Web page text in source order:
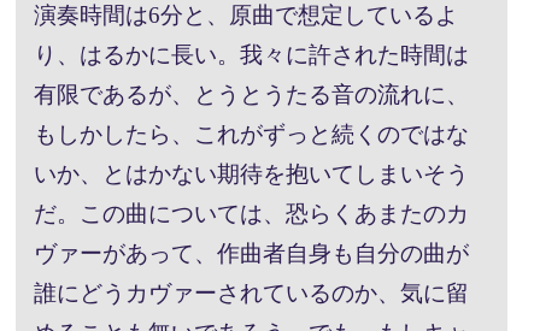
演奏時間は6分と、原曲で想定しているよ
り、はるかに長い。我々に許された時間は
有限であるが、とうとうたる音の流れに、
もしかしたら、これがずっと続くのではな
いか、とはかない期待を抱いてしまいそう
だ。この曲については、恐らくあまたのカ
ヴァーがあって、作曲者自身も自分の曲が
誰にどうカヴァーされているのか、気に留